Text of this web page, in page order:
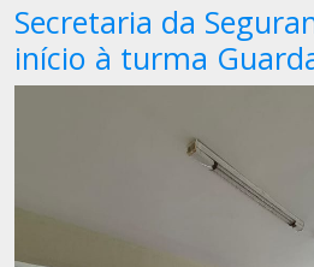
Secretaria da
início à turma